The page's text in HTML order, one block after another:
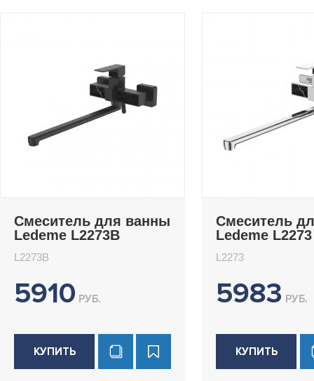
Смеситель для ванны
Ledeme L2273B
L2273B
5910 РУБ.
КУПИТЬ
Смеситель
Ledeme L2273
L2273
5983 РУБ.
КУПИТЬ